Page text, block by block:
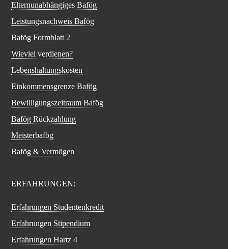
Elternunabhängiges Bafög
Leistungsnachweis Bafög
Bafög Formblatt 2
Wieviel verdienen?
Lebenshaltungskosten
Einkommensgrenze Bafög
Bewilligungszeitraum Bafög
Bafög Rückzahlung
Meisterbafög
Bafög & Vermögen
ERFAHRUNGEN:
Erfahrungen Studentenkredit
Erfahrungen Stipendium
Erfahrungen Hartz 4